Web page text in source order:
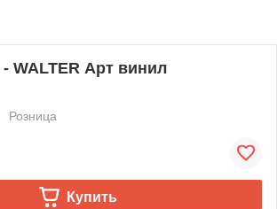
- WALTER Арт винил
Розница
Купить